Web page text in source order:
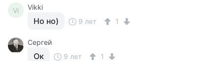
Vi Vikki
Но но) 9 лет 1
Сергей
Ок 9 лет 1